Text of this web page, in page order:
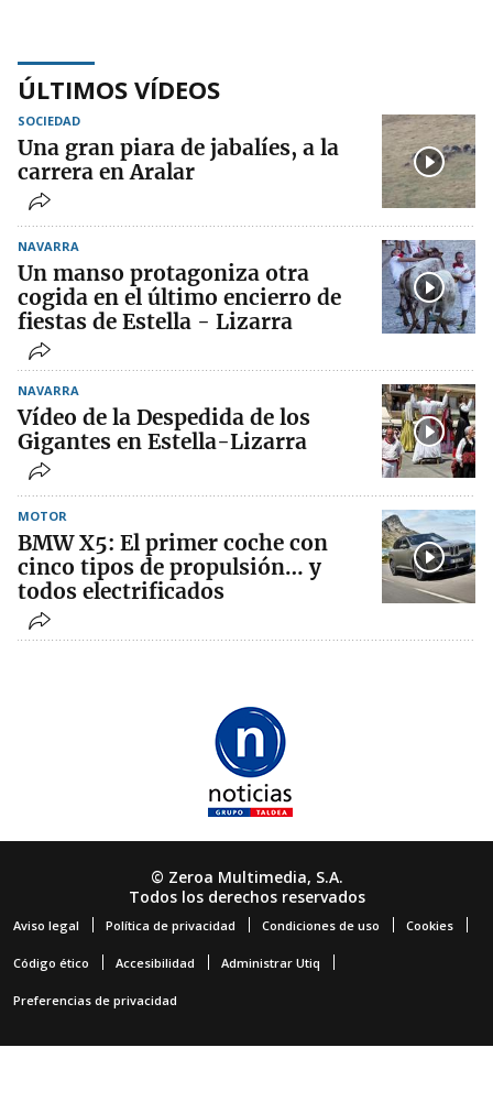
ÚLTIMOS VÍDEOS
SOCIEDAD
Una gran piara de jabalíes, a la
carrera en Aralar
NAVARRA
Un manso protagoniza otra
cogida en el último encierro de
fiestas de Estella - Lizarra
NAVARRA
Vídeo de la Despedida de los
Gigantes en Estella-Lizarra
MOTOR
BMW X5: El primer coche con
cinco tipos de propulsión… y
todos electrificados
© Zeroa Multimedia, S.A.
Todos los derechos reservados
Aviso legal Política de privacidad Condiciones de uso Cookies
Código ético Accesibilidad Administrar Utiq
Preferencias de privacidad